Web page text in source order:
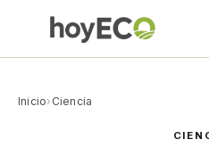
Inicio› Ciencia